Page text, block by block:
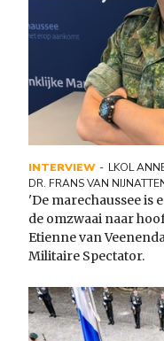
INTERVIEW LKOL
DR. FRANS VAN
'De marechaussee is
de omzwaai naar
Etienne van
Militaire Spectator.